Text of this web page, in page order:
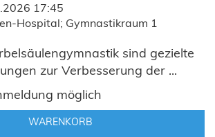
17:45
Hospital; Gymnastikraum 1
sind gezielte
zur Verbesserung der ...
möglich
WARENKORB